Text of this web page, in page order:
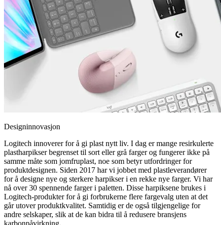
Designinnovasjon
Logitech innoverer for å gi plast nytt liv. I dag er mange resirkulerte
plastharpikser begrenset til sort eller grå farger og fungerer ikke på
samme måte som jomfruplast, noe som betyr utfordringer for
produktdesignen. Siden 2017 har vi jobbet med plastleverandører
for å designe nye og sterkere harpikser i en rekke nye farger. Vi har
nå over 30 spennende farger i paletten. Disse harpiksene brukes i
Logitech-produkter for å gi forbrukerne flere fargevalg uten at det
går utover produktkvalitet. Samtidig er de også tilgjengelige for
andre selskaper, slik at de kan bidra til å redusere bransjens
karbonpåvirkning.